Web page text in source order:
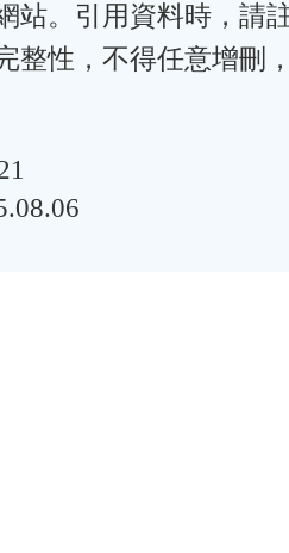
站。引用資料時，請
整性，不得任意增刪